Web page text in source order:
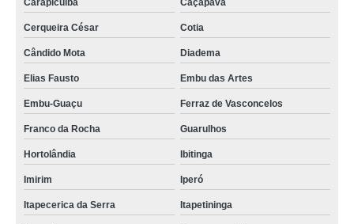
Carapicuíba Caçapava
Cerqueira César Cotia
Cândido Mota Diadema
Elias Fausto Embu das Artes
Embu-Guaçu Ferraz de Vasconcelos
Franco da Rocha Guarulhos
Hortolândia Ibitinga
Imirim Iperó
Itapecerica da Serra Itapetininga